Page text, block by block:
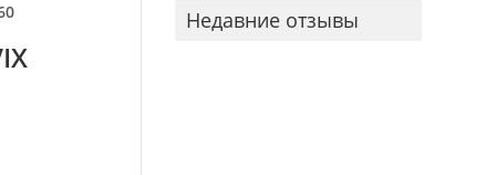
Недавние отзывы